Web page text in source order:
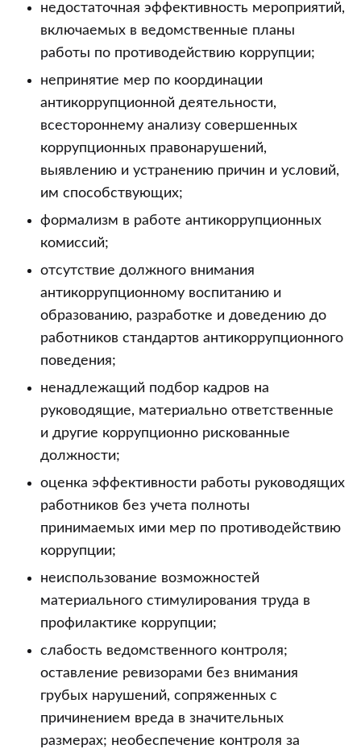
недостаточная эффективность мероприятий,
включаемых в ведомственные планы
работы по противодействию коррупции;
непринятие мер по координации
антикоррупционной деятельности,
всестороннему анализу совершенных
коррупционных правонарушений,
выявлению и устранению причин и условий,
им способствующих;
формализм в работе антикоррупционных
комиссий;
отсутствие должного внимания
антикоррупционному воспитанию и
образованию, разработке и доведению до
работников стандартов антикоррупционного
поведения;
ненадлежащий подбор кадров на
руководящие, материально ответственные
и другие коррупционно рискованные
должности;
оценка эффективности работы руководящих
работников без учета полноты
принимаемых ими мер по противодействию
коррупции;
неиспользование возможностей
материального стимулирования труда в
профилактике коррупции;
слабость ведомственного контроля;
оставление ревизорами без внимания
грубых нарушений, сопряженных с
причинением вреда в значительных
размерах; необеспечение контроля за